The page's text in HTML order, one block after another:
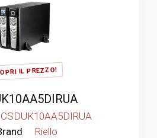
IL PREZZO!
CSDUK10AA5DIRUA
Riello